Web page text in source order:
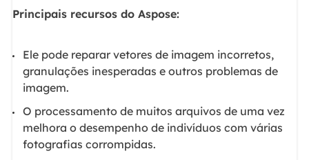
Principais recursos do Aspose:
Ele pode reparar vetores de imagem incorretos,
granulações inesperadas e outros problemas de
imagem.
O processamento de muitos arquivos de uma vez
melhora o desempenho de indivíduos com várias
fotografias corrompidas.